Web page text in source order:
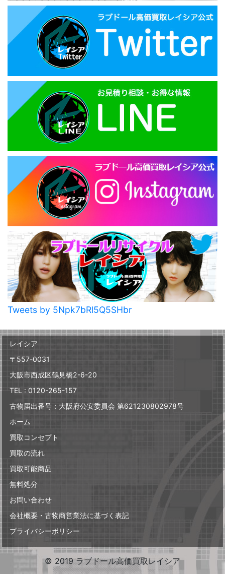
Tweets by 5Npk7bRl5Q5SHbr
レイシア
〒557-0031
大阪市西成区鶴見橋2-6-20
TEL : 0120-265-157
古物届出番号：大阪府公安委員会 第621230802978号
ホーム
買取コンセプト
買取の流れ
買取可能商品
無料処分
お問い合わせ
会社概要・古物商営業法に基づく表記
プライバシーポリシー
© 2019 ラブドール高価買取レイシア